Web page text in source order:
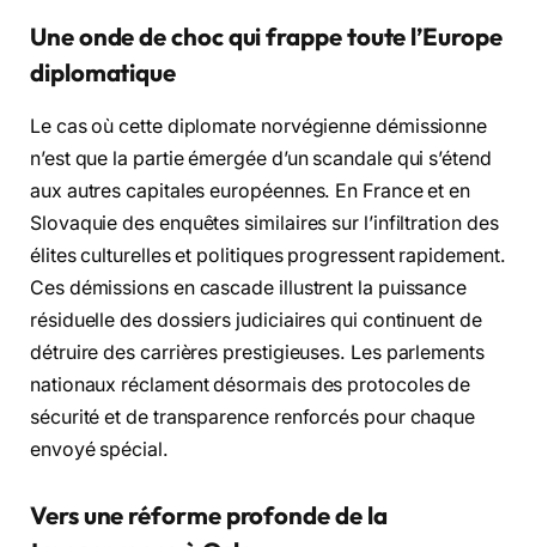
Une onde de choc qui frappe toute l’Europe
diplomatique
Le cas où cette diplomate norvégienne démissionne
n’est que la partie émergée d’un scandale qui s’étend
aux autres capitales européennes. En France et en
Slovaquie des enquêtes similaires sur l’infiltration des
élites culturelles et politiques progressent rapidement.
Ces démissions en cascade illustrent la puissance
résiduelle des dossiers judiciaires qui continuent de
détruire des carrières prestigieuses. Les parlements
nationaux réclament désormais des protocoles de
sécurité et de transparence renforcés pour chaque
envoyé spécial.
Vers une réforme profonde de la